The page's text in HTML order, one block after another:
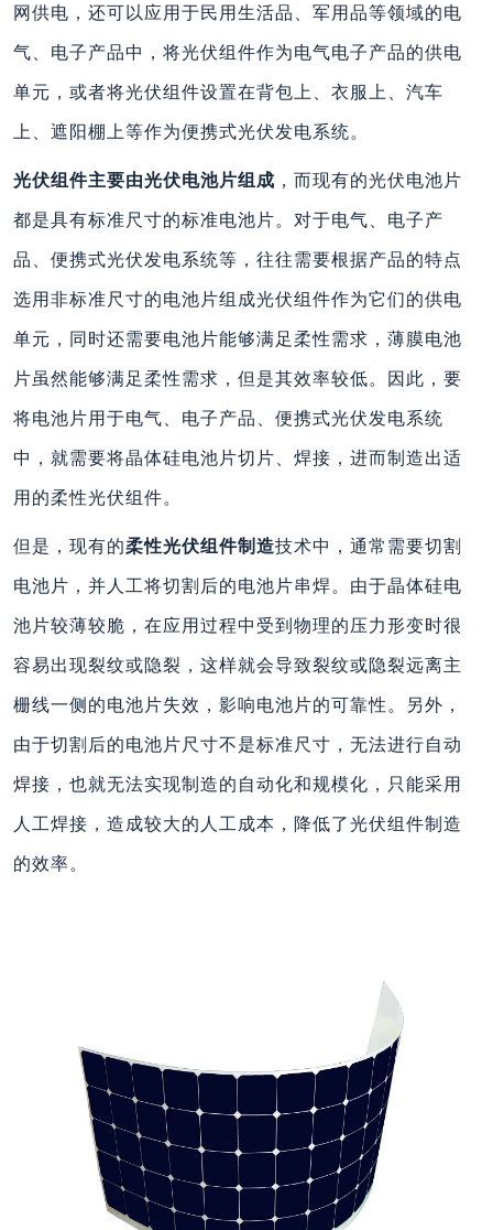
网供电，还可以应用于民用生活品、军用品等领域的电
气、电子产品中，将光伏组件作为电气电子产品的供电
单元，或者将光伏组件设置在背包上、衣服上、汽车
上、遮阳棚上等作为便携式光伏发电系统。
光伏组件主要由光伏电池片组成 ，而现有的光伏电池片
都是具有标准尺寸的标准电池片。对于电气、电子产
品、便携式光伏发电系统等，往往需要根据产品的特点
选用非标准尺寸的电池片组成光伏组件作为它们的供电
单元，同时还需要电池片能够满足柔性需求，薄膜电池
片虽然能够满足柔性需求，但是其效率较低。因此，要
将电池片用于电气、电子产品、便携式光伏发电系统
中，就需要将晶体硅电池片切片、焊接，进而制造出适
用的柔性光伏组件。
但是，现有的柔性光伏组件制造技术中，通常需要切割
电池片，并人工将切割后的电池片串焊。由于晶体硅电
池片较薄较脆，在应用过程中受到物理的压力形变时很
容易出现裂纹或隐裂，这样就会导致裂纹或隐裂远离主
栅线一侧的电池片失效，影响电池片的可靠性。另外，
由于切割后的电池片尺寸不是标准尺寸，无法进行自动
焊接，也就无法实现制造的自动化和规模化，只能采用
人工焊接，造成较大的人工成本，降低了光伏组件制造
的效率。